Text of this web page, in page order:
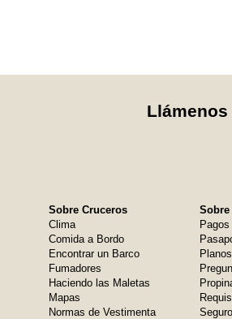
Llámenos
Sobre Cruceros
Clima
Comida a Bordo
Encontrar un Barco
Fumadores
Haciendo las Maletas
Mapas
Normas de Vestimenta
Sobre